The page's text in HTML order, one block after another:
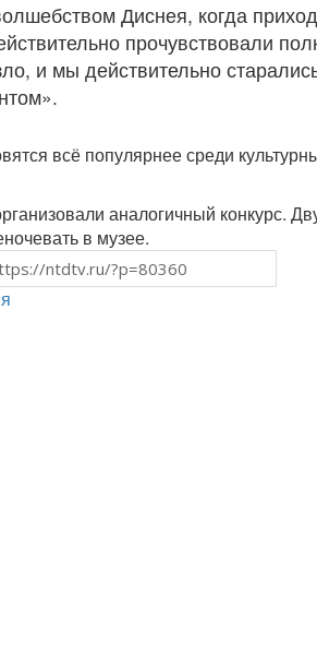
Диснея, когда
прочувствовали
и мы действительно
всё популярнее среди
аналогичный конкурс.
в музее.